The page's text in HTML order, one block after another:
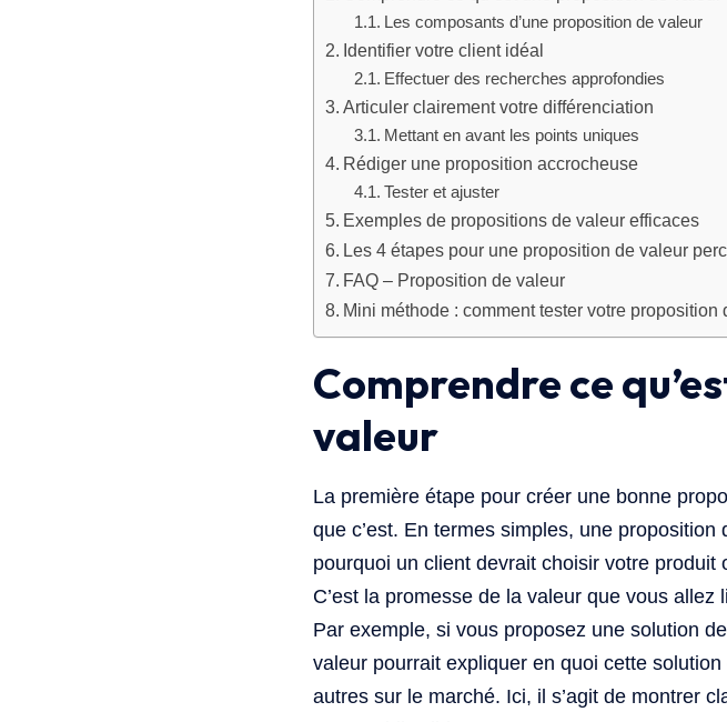
Les composants d’une proposition de valeur
Identifier votre client idéal
Effectuer des recherches approfondies
Articuler clairement votre différenciation
Mettant en avant les points uniques
Rédiger une proposition accrocheuse
Tester et ajuster
Exemples de propositions de valeur efficaces
Les 4 étapes pour une proposition de valeur
FAQ – Proposition de valeur
Mini méthode : comment tester votre proposition
Comprendre ce
valeur
La première étape pour créer une bonne
que c’est. En termes simples, une
pourquoi un client devrait choisir votre
C’est la promesse de la valeur que vous allez
Par exemple, si vous proposez une solution
valeur pourrait expliquer en quoi cette
autres sur le marché. Ici, il s’agit de montrer